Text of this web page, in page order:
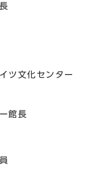
ツ文化センター
館長